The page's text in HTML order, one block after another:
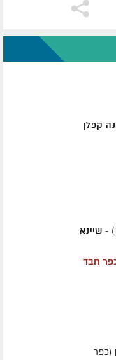
קפלן
) - שיינא
חבד
(כפר